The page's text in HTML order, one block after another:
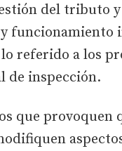
del tributo y
funcionamiento
referido a los
de inspección.
que provoquen